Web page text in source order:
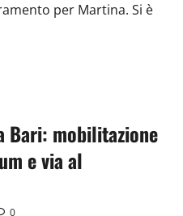
per Martina. Si è
Bari: mobilitazione
e via al
0